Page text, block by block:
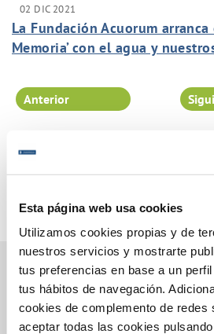
Esta página web usa cookies
Utilizamos cookies propias y de
nuestros servicios y mostrarte
tus preferencias en base a un
tus hábitos de navegación.
cookies de complemento de
aceptar todas las cookies pulsando
02 DIC 2021
La Fundación Acuorum arranca
Memoria’ con el agua y
Anterior
Gestiones Online